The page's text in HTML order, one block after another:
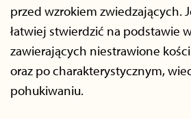
przed wzrokiem zwiedzających.
łatwiej stwierdzić na podstawie
zawierających niestrawione
oraz po charakterystycznym,
pohukiwaniu.